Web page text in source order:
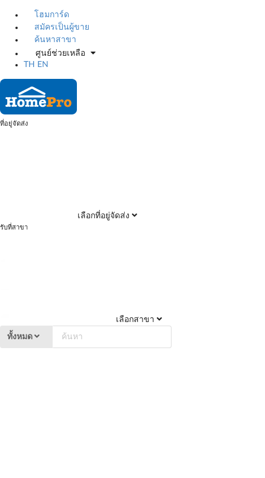
โฮมการ์ด
สมัครเป็นผู้ขาย
ค้นหาสาขา
ศูนย์ช่วยเหลือ
TH
EN
ที่อยู่จัดส่ง
เลือกที่อยู่จัดส่ง
รับที่สาขา
เลือกสาขา
ทั้งหมด